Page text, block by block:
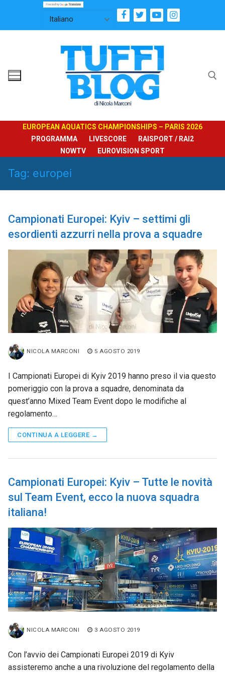
contenuto
EUROPEAN AQUATICS CHAMPIONSHIPS – PARIS 2026
PROGRAMMA
LIVESCORE
RAISPORT / RAI2
NOWTV
EUROVISION SPORT
Tag: europei
Campionati Europei: Kyiv – settimi gli
esordienti azzurri nella prova a squadre
NICOLA MARCONI 5 AGOSTO 2019
I Campionati Europei di Kyiv 2019 hanno preso il via questo
pomeriggio con la prova a squadre, denominata da
quest’anno Mixed Team Event dopo le modifiche al
regolamento…
CONTINUA A LEGGERE →
Campionati Europei: Kyiv – Tutte le novità
sul Team Event, ecco la nuova squadra
italiana!
NICOLA MARCONI 3 AGOSTO 2019
Con l’avvio dei Campionati Europei 2019 di Kyiv
assisteremo anche a una rivoluzione del regolamento della